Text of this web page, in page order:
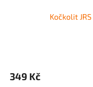
Kočkolit
349 Kč